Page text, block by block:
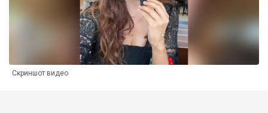
Скриншот видео